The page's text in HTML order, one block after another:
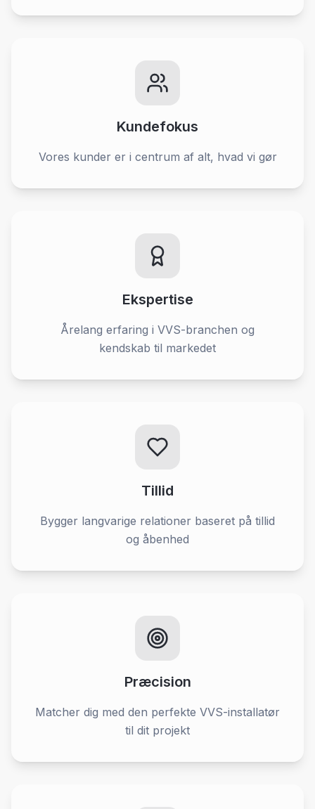
Kundefokus
Vores kunder er i centrum af alt, hvad vi gør
Ekspertise
Årelang erfaring i VVS-branchen og
kendskab til markedet
Tillid
Bygger langvarige relationer baseret på tillid
og åbenhed
Præcision
Matcher dig med den perfekte VVS-installatør
til dit projekt